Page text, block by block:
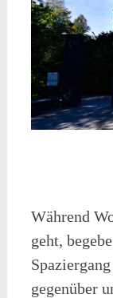
Während
geht,
gegenüber